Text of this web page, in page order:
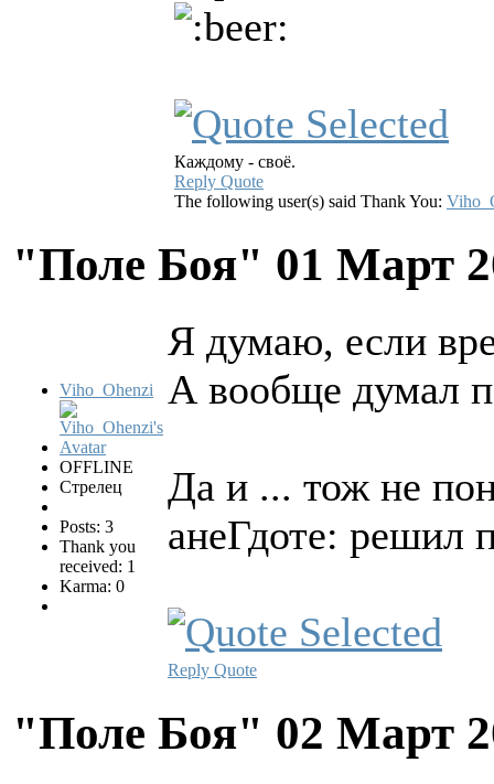
Каждому - своё.
Reply Quote
The following user(s) said Thank You:
"Поле Боя" 01 Март
Viho_Ohenzi
OFFLINE
Стрелец
Posts: 3
Thank you
received: 1
Karma: 0
Я думаю, если
А вообще думал
Да и ... тож не
анеГдоте: решил
Reply Quote
"Поле Боя" 02 Март